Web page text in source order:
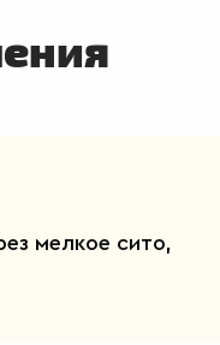
мелкое сито,